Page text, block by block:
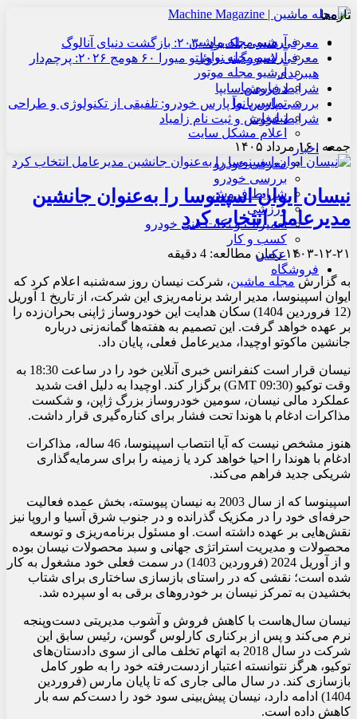
آرشیو مجله ماشین
آرشیو مجله نوآور
آرشیو مجله موتور
درباره ما
تماس با ما
تبلیغات
اعلام مشکل سایت
اخبار
معرفی خودرو
بررسی خودرو
شرایط فروش
ورزشی
تعمیرات و نکات فنی خودرو
کسب و کار
عکس
فروشگاه
تازه‌ها
معرفی هنسی بلک‌برد ۲۰۳۰: بازگشت دنیای آنالوگ
معرفی لامبورگینی روئلتو میورا ۶۰ هومج ۲۰۲۶: پرچم‌دار
هیبریدی
شرایط فروش سایپا
بررسی پارس نوآ پارس خودرو: تلفیقی از تکنولوژی و طراحی
شرایط فروش و ثبت نام زامیاد
جمعه , ۱۶ مرداد ۱۴۰۵
نیسان ایوان اسپینوسا را به‌عنوان جانشین
مدیرعامل انتخاب کرد
۱۴۰۳-۱۲-۲۱زمان مطالعه: 4 دقیقه
به گزارش مجله ماشین، شرکت نیسان روز سه‌شنبه اعلام کرد که
ایوان اسپینوسا، مدیر ارشد برنامه‌ریزی این شرکت، از تاریخ 1 آوریل
(12 فروردین 1404) سکان هدایت این خودروساز ژاپنی بحران‌زده را
بر عهده خواهد گرفت. این تصمیم به هفته‌ها گمانه‌زنی درباره
جانشین ماکوتو اوچیدا، مدیرعامل فعلی، پایان داد.
نیسان قرار است کنفرانس خبری آنلاین خود را در ساعت 18:30 به
وقت توکیو (09:30 GMT) برگزار کند. اوچیدا به دلیل افت شدید
عملکرد مالی نیسان، سومین خودروساز بزرگ ژاپن، و شکست
مذاکرات ادغام با هوندا تحت فشار برای کناره‌گیری قرار داشت.
هنوز مشخص نیست که آیا انتصاب اسپینوسا، 46 ساله، مذاکرات
ادغام با هوندا را احیا خواهد کرد یا زمینه را برای سرمایه‌گذاری
شریکی جدید فراهم می‌کند.
اسپینوسا که از سال 2003 به نیسان پیوسته، بخش عمده فعالیت
حرفه‌ای خود را در مکزیک گذرانده و در جنوب شرق آسیا و اروپا نیز
نقش‌هایی بر عهده داشته است. او مسئول برنامه‌ریزی و توسعه
محصولات و مدیریت استراتژی جهانی و سبد محصولات نیسان بوده
و از آوریل 2024 (فروردین 1403) در سمت فعلی خود مشغول به کار
شده است؛ نقشی که در راستای بازسازی ساختاری برای شتاب
بخشیدن به تمرکز نیسان بر خودروهای برقی به او سپرده شد.
نیسان سال‌هاست با کاهش فروش و آشوب مدیریتی دست‌وپنجه
نرم می‌کند و پس از برکناری کارلوس گوسن، رئیس سابق این
شرکت در سال 2018 به اتهام تخلف مالی از سوی دادستان‌های
توکیو، هرگز نتوانسته اعتبار ازدست‌رفته خود را به طور کامل
بازسازی کند. در سال مالی جاری که تا پایان مارس (فروردین
1404) ادامه دارد، نیسان پیش‌بینی سود خود را دست‌کم سه بار
کاهش داده است.